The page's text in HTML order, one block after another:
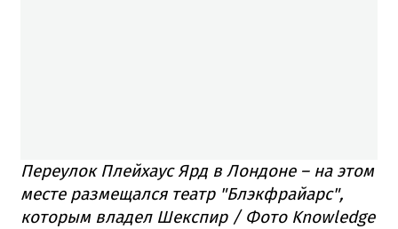
Переулок Плейхаус Ярд в Лондоне – на этом
месте размещался театр "Блэкфрайарс",
которым владел Шекспир / Фото Knowledge